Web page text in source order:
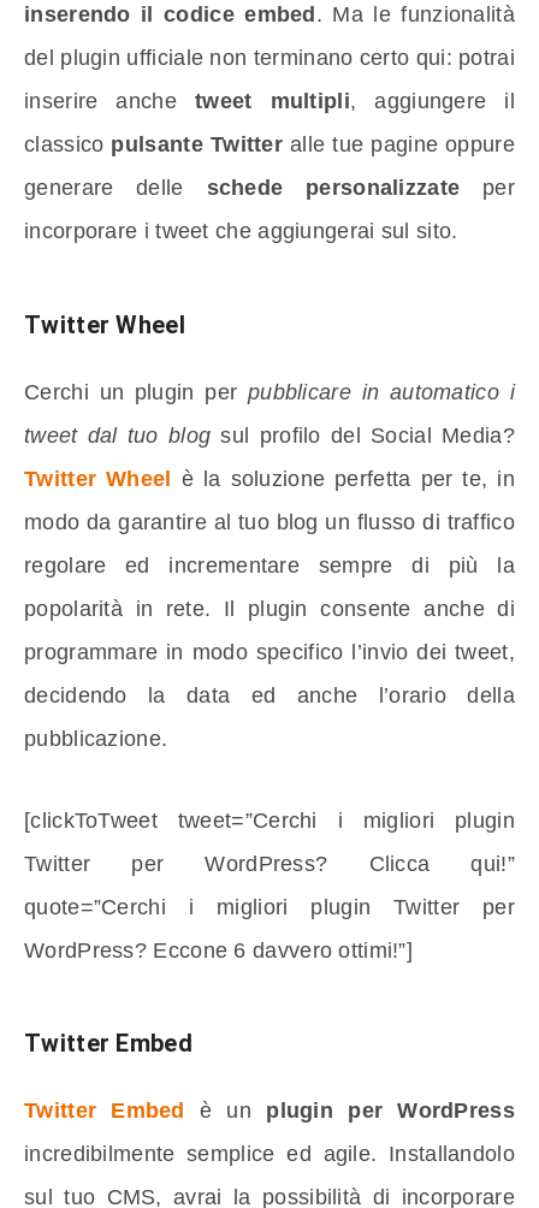
inserendo il codice embed . Ma le funzionalità
del plugin ufficiale non terminano certo qui: potrai
inserire anchetweet multipli, aggiungere il
classico pulsante Twitter alle tue pagine oppure
generare delle schede personalizzate per
incorporare i tweet che aggiungerai sul sito.
Twitter Wheel
Cerchi un plugin per pubblicare in automatico i
tweet dal tuo blog sul profilo del Social Media?
Twitter Wheel è la soluzione perfetta per te, in
modo da garantire al tuo blog un flusso di traffico
regolare ed incrementare sempre di più la
popolarità in rete. Il plugin consente anche di
programmare in modo specifico l’invio dei tweet,
decidendo la data ed anche l’orario della
pubblicazione.
[clickToTweet tweet=”Cerchi i migliori plugin
Twitter per WordPress? Clicca qui!”
quote=”Cerchi i migliori plugin Twitter per
WordPress? Eccone 6 davvero ottimi!”]
Twitter Embed
Twitter Embed è un plugin per WordPress
incredibilmente semplice ed agile. Installandolo
sul tuo CMS, avrai la possibilità di incorporare